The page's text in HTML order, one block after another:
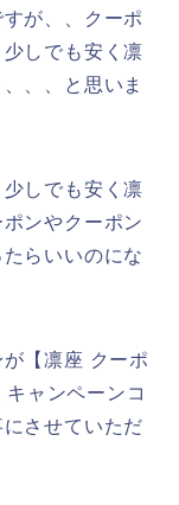
が、、クーポ
しでも安く凛
、、と思いま
しでも安く凛
ンやクーポン
らいいのにな
【凛座 クーポ
ャンペーンコ
させていただ